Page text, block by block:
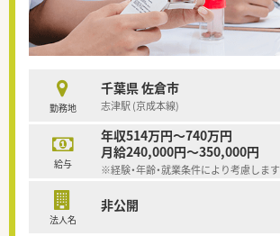
勤務地
千葉県 佐倉市
志津駅 (京成本線)
給与
年収514万円～740万円
月給240,000円～350,000円
※経験・年齢・就業条件により考慮します
法人名
非公開